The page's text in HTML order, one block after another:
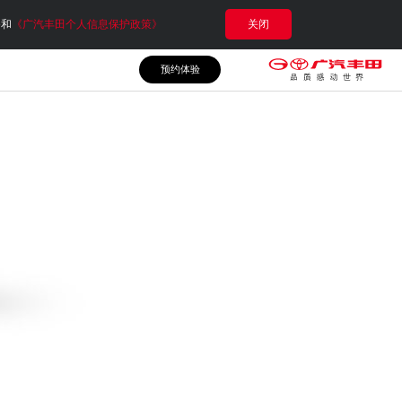
《广汽丰田个人信息保护政策》 关闭
预约体验